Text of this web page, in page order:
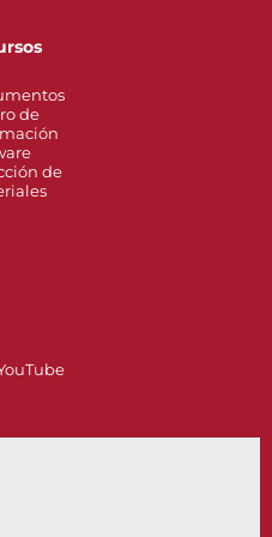
de
de